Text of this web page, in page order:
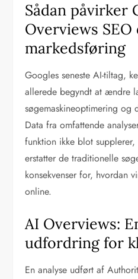
Sådan påvirker
Overviews
markedsføring
Googles seneste AI-tiltag,
allerede begyndt at ændre
søgemaskineoptimering og
Data fra omfattende
funktion ikke blot
erstatter de traditionelle
konsekvenser for, hvordan
online.
AI Overviews:
udfordring for
En analyse udført af